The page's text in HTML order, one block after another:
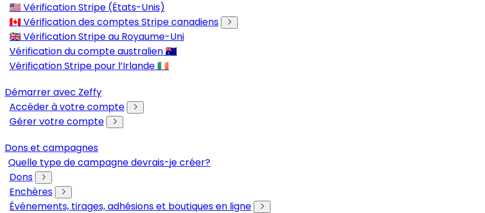
🇺🇸 Vérification Stripe (États-Unis)
🇨🇦 Vérification des comptes Stripe canadiens
🇬🇧 Vérification Stripe au Royaume-Uni
Vérification du compte australien 🇦🇺
Vérification Stripe pour l’Irlande 🇮🇪
Démarrer avec Zeffy
Accéder à votre compte
Gérer votre compte
Dons et campagnes
Quelle type de campagne devrais-je créer?
Dons
Enchères
Événements, tirages, adhésions et boutiques en ligne